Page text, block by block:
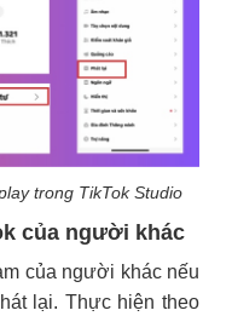
trong TikTok Studio
của người khác
của người khác nếu
lại. Thực hiện theo